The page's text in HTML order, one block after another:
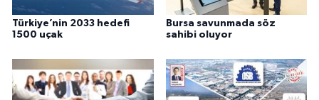
Türkiye’nin 2033 hedefi
1500 uçak
Bursa savunmada söz
sahibi oluyor